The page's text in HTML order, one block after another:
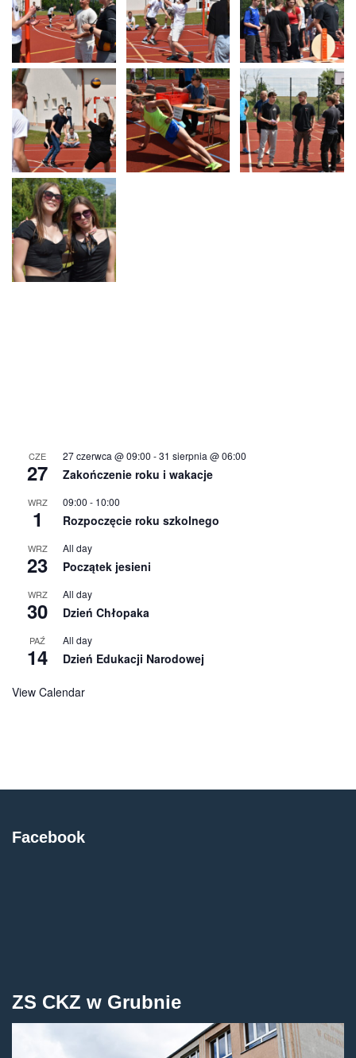
CZE
27
27 czerwca @ 09:00 -31 sierpnia @ 06:00
Zakończenie roku i wakacje
WRZ
1
09:00 - 10:00
Rozpoczęcie roku szkolnego
WRZ
23
All day
Początek jesieni
WRZ
30
All day
Dzień Chłopaka
PAŹ
14
All day
Dzień Edukacji Narodowej
View Calendar
Facebook
ZS CKZ w Grubnie